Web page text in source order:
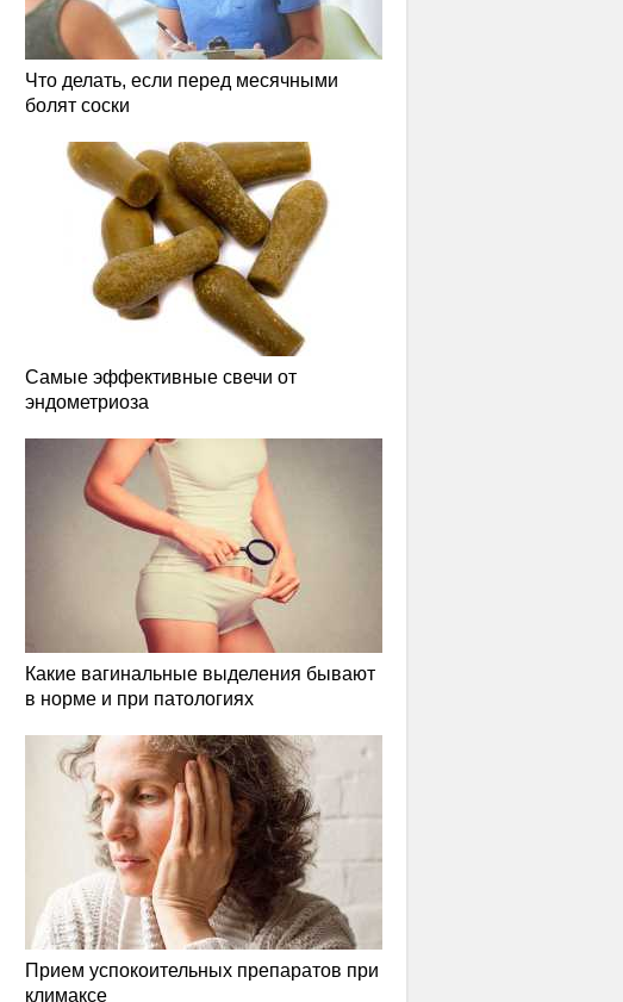
Что делать, если перед месячными
болят соски
Самые эффективные свечи от
эндометриоза
Какие вагинальные выделения бывают
в норме и при патологиях
Прием успокоительных препаратов при
климаксе